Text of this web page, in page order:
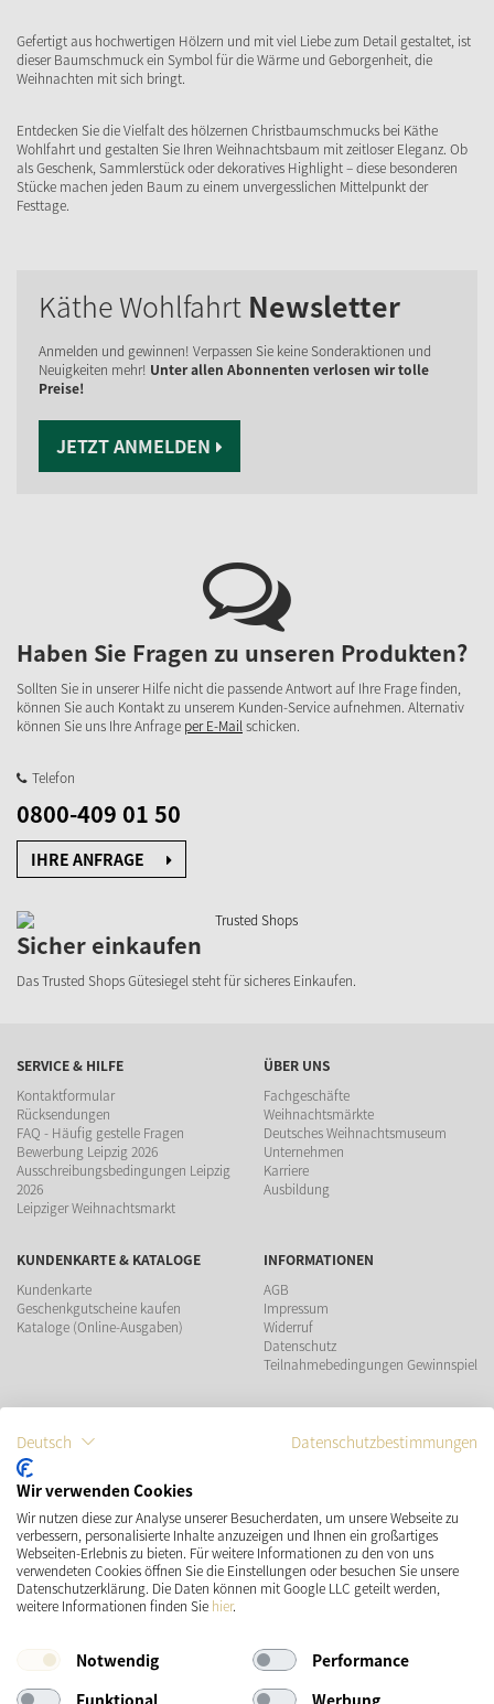
Gefertigt aus hochwertigen Hölzern und mit viel Liebe zum Detail gestaltet, ist
dieser Baumschmuck ein Symbol für die Wärme und Geborgenheit, die
Weihnachten mit sich bringt.
Entdecken Sie die Vielfalt des hölzernen Christbaumschmucks bei Käthe
Wohlfahrt und gestalten Sie Ihren Weihnachtsbaum mit zeitloser Eleganz. Ob
als Geschenk, Sammlerstück oder dekoratives Highlight – diese besonderen
Stücke machen jeden Baum zu einem unvergesslichen Mittelpunkt der
Festtage.
Käthe Wohlfahrt Newsletter
Anmelden und gewinnen! Verpassen Sie keine Sonderaktionen und
Neuigkeiten mehr! Unter allen Abonnenten verlosen wir tolle
Preise!
JETZT ANMELDEN
Haben Sie Fragen zu unseren Produkten?
Sollten Sie in unserer Hilfe nicht die passende Antwort auf Ihre Frage finden,
können Sie auch Kontakt zu unserem Kunden-Service aufnehmen. Alternativ
können Sie uns Ihre Anfrage per E-Mailschicken.
Telefon
0800-409 01 50
IHRE ANFRAGE
Sicher einkaufen
Das Trusted Shops Gütesiegel steht für sicheres Einkaufen.
SERVICE & HILFE
Kontaktformular
Rücksendungen
FAQ - Häufig gestelle Fragen
Bewerbung Leipzig 2026
Ausschreibungsbedingungen Leipzig
2026
Leipziger Weihnachtsmarkt
ÜBER UNS
Fachgeschäfte
Weihnachtsmärkte
Deutsches Weihnachtsmuseum
Unternehmen
Karriere
Ausbildung
KUNDENKARTE & KATALOGE
Kundenkarte
Geschenkgutscheine kaufen
Kataloge (Online-Ausgaben)
INFORMATIONEN
AGB
Impressum
Widerruf
Datenschutz
Teilnahmebedingungen Gewinnspiel
VERSAND SOCIAL MEDIA
Deutsch Datenschutzbestimmungen
Wir verwenden Cookies
Wir nutzen diese zur Analyse unserer Besucherdaten, um unsere Webseite zu
verbessern, personalisierte Inhalte anzuzeigen und Ihnen ein großartiges
Webseiten-Erlebnis zu bieten. Für weitere Informationen zu den von uns
verwendeten Cookies öffnen Sie die Einstellungen oder besuchen Sie unsere
Datenschutzerklärung. Die Daten können mit Google LLC geteilt werden,
weitere Informationen finden Sie hier.
Notwendig
Performance
Funktional
Werbung